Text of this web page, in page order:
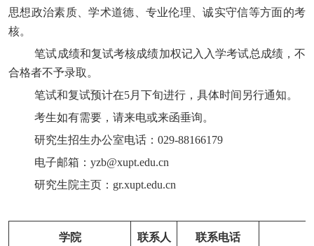
思想政治素质、学术道德、专业伦理、诚实守信等方面的考
核。
笔试成绩和复试考核成绩加权记入入学考试总成绩，不
合格者不予录取。
笔试和复试预计在5月下旬进行，具体时间另行通知。
考生如有需要，请来电或来函垂询。
研究生招生办公室电话：029-88166179
电子邮箱：yzb@xupt.edu.cn
研究生院主页： gr.xupt.edu.cn
学院 联系人 联系电话